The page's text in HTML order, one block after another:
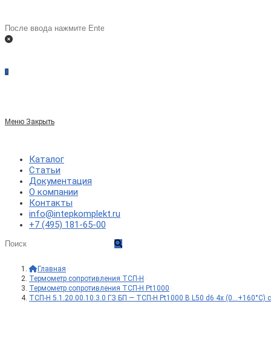
сайту
Поиск
на
0
Меню Закрыть
Каталог
Статьи
Документация
О компании
Контакты
info@intepkomplekt.ru
+7 (495) 181-65-00
Главная
Термометр сопротивления ТСП-Н
Термометр сопротивления ТСП-Н Pt1000
ТСП-Н 5.1.20.00.10.3.0 ГЗ БП — ТСП-Н Pt1000 B L50 d6 4x (0…+160°С)